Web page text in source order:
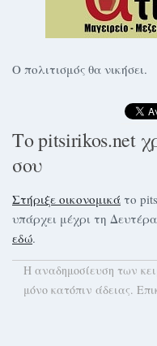
Ο πολιτισμός θα νικήσει.
Το pitsirikos.net
σου
Στήριξε οικονομικά το
υπάρχει μέχρι τη
εδώ.
H αναδημοσίευση των
μόνο κατόπιν άδειας.